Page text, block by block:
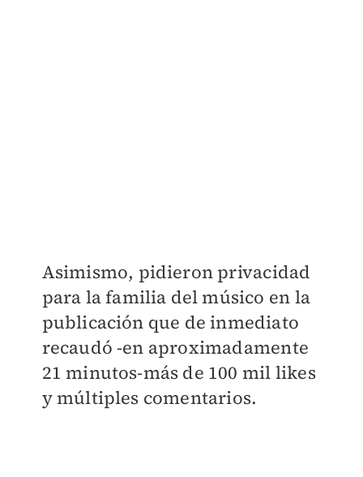
Asimismo, pidieron privacidad
para la familia del músico en la
publicación que de inmediato
recaudó -en aproximadamente
21 minutos-más de 100 mil likes
y múltiples comentarios.